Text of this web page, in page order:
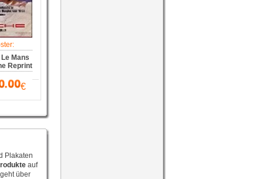
Mans
Reprint
€
Plakaten
auf
über